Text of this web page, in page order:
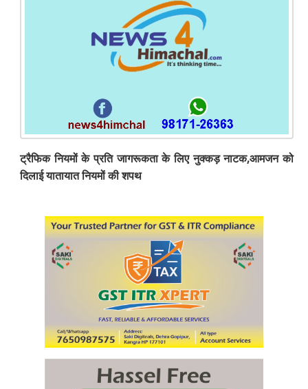
ट्रैफिक नियमों के प्रति जागरूकता के लिए नुक्कड़ नाटक,आमजन को
दिलाई यातायात नियमों की शपथ